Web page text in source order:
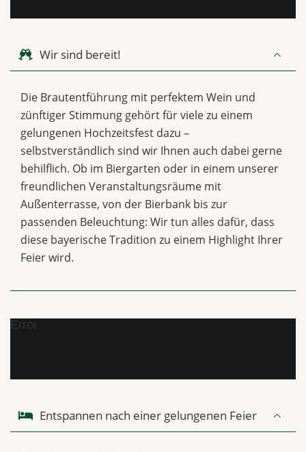
Wir sind bereit!
Die Brautentführung mit perfektem Wein und
zünftiger Stimmung gehört für viele zu einem
gelungenen Hochzeitsfest dazu –
selbstverständlich sind wir Ihnen auch dabei gerne
behilflich. Ob im Biergarten oder in einem unserer
freundlichen Veranstaltungsräume mit
Außenterrasse, von der Bierbank bis zur
passenden Beleuchtung: Wir tun alles dafür, dass
diese bayerische Tradition zu einem Highlight Ihrer
Feier wird.
Error
Entspannen nach einer gelungenen Feier